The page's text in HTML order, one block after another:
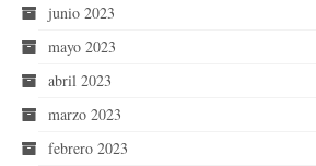
junio 2023
mayo 2023
abril 2023
marzo 2023
febrero 2023